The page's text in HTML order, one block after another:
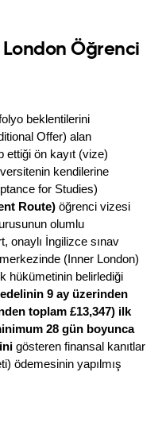
Öğrenci
beklentilerini
Offer) alan
ettiği ön kayıt (vize)
kendilerine
for Studies)
Route) öğrenci vizesi
olumlu
onaylı İngilizce sınav
(Inner London)
9 ay üzerinden
toplam £13,347) ilk
28 gün boyunca
gösteren finansal kanıtlar
ödemesinin yapılmış